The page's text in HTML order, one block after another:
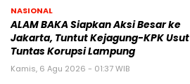
NASIONAL
ALAM BAKA Siapkan Aksi Besar ke
Jakarta, Tuntut Kejagung-KPK Usut
Tuntas Korupsi Lampung
Kamis, 6 Agu 2026 - 01:37 WIB